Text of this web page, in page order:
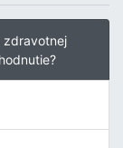
zdravotnej